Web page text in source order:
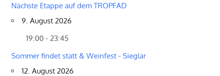
Nächste Etappe auf dem TROPFAD
9. August 2026
19:00 - 23:45
Sommer findet statt & Weinfest - Sieglar
12. August 2026